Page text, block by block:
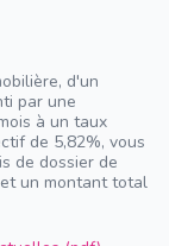
d'un
par une
à un taux
de 5,82%, vous
de dossier de
un montant total